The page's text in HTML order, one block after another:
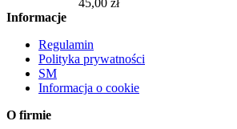
45,00 zł
Informacje
Regulamin
Polityka prywatności
SM
Informacja o cookie
O firmie